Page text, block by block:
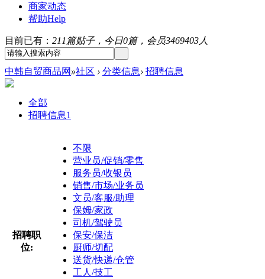
商家动态
帮助Help
目前已有： 211篇贴子，今日0篇，会员3469403人
中韩自贸商品网 »社区 › 分类信息› 招聘信息
全部
招聘信息1
招聘职
位:
不限
营业员/促销/零售
服务员/收银员
销售/市场/业务员
文员/客服/助理
保姆/家政
司机/驾驶员
保安/保洁
厨师/切配
送货/快递/仓管
工人/技工